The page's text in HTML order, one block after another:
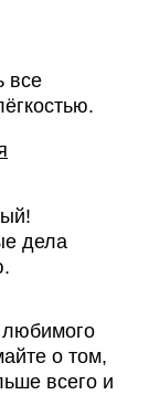
дела
любимого
о том,
всего и